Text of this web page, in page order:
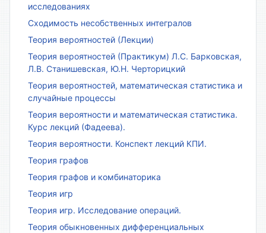
исследованиях
Сходимость несобственных интегралов
Теория вероятностей (Лекции)
Теория вероятностей (Практикум) Л.С. Барковская,
Л.В. Станишевская, Ю.Н. Черторицкий
Теория вероятностей, математическая статистика и
случайные процессы
Теория вероятности и математическая статистика.
Курс лекций (Фадеева).
Теория вероятности. Конспект лекций КПИ.
Теория графов
Теория графов и комбинаторика
Теория игр
Теория игр. Исследование операций.
Теория обыкновенных дифференциальных